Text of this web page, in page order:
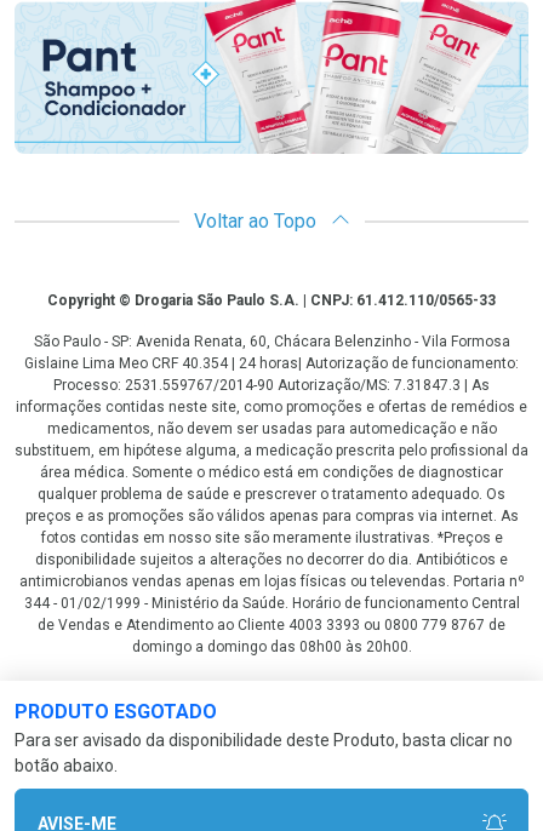
PRODUTO ESGOTADO
Para ser avisado da disponibilidade deste Produto, basta clicar no
botão abaixo.
AVISE-ME
Voltar ao Topo
CopyrightCopyright © Drogaria São Paulo S.A. | CNPJ: 61.412.110/0565-33
São Paulo - SP: Avenida Renata, 60, Chácara Belenzinho - Vila Formosa
Gislaine Lima Meo CRF 40.354 | 24 horas| Autorização de funcionamento:
Processo: 2531.559767/2014-90 Autorização/MS: 7.31847.3 | As
informações contidas neste site, como promoções e ofertas de remédios e
medicamentos, não devem ser usadas para automedicação e não
substituem, em hipótese alguma, a medicação prescrita pelo profissional da
área médica. Somente o médico está em condições de diagnosticar
qualquer problema de saúde e prescrever o tratamento adequado. Os
preços e as promoções são válidos apenas para compras via internet. As
fotos contidas em nosso site são meramente ilustrativas. *Preços e
disponibilidade sujeitos a alterações no decorrer do dia. Antibióticos e
antimicrobianos vendas apenas em lojas físicas ou televendas. Portaria nº
344 - 01/02/1999 - Ministério da Saúde. Horário de funcionamento Central
de Vendas e Atendimento ao Cliente 4003 3393 ou 0800 779 8767 de
domingo a domingo das 08h00 às 20h00.